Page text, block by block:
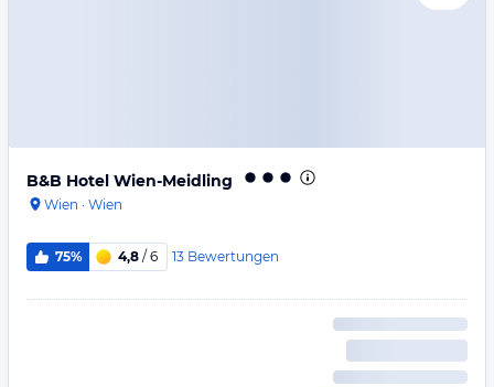
B&B Hotel Wien-Meidling
Wien · Wien
75% 4,8 / 6 13 Bewertungen